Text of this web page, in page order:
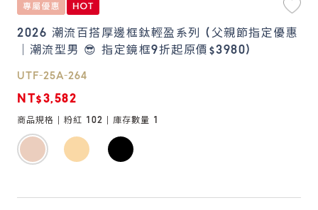
Online Shop
鏡片說明
Lens
常見問題
FAQ
2026 潮流百搭厚邊框鈦輕盈系列 (父親節指定優惠
｜潮流型男 😎 指定鏡框9折起原價$3980)
UTF-25A-264
NT$3,582
商品規格 | 粉紅 102 | 庫存數量 1